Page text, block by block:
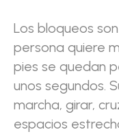
Los bloqueos
persona quiere
pies se quedan
unos segundos.
marcha, girar,
espacios